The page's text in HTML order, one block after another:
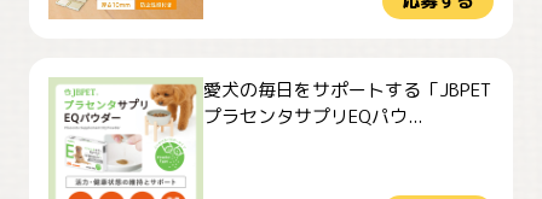
愛犬の毎日をサポートする「JBPET
プラセンタサプリEQパウ...